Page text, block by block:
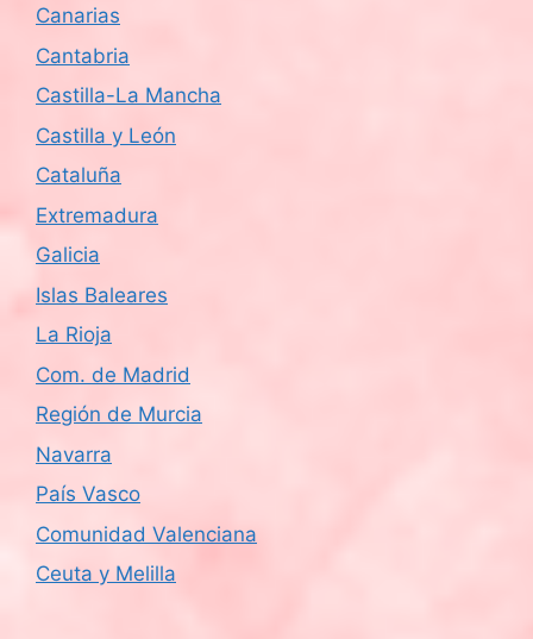
Canarias
Cantabria
Castilla-La Mancha
Castilla y León
Cataluña
Extremadura
Galicia
Islas Baleares
La Rioja
Com. de Madrid
Región de Murcia
Navarra
País Vasco
Comunidad Valenciana
Ceuta y Melilla